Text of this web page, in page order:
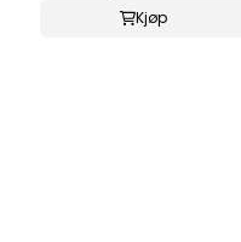
Kjøp